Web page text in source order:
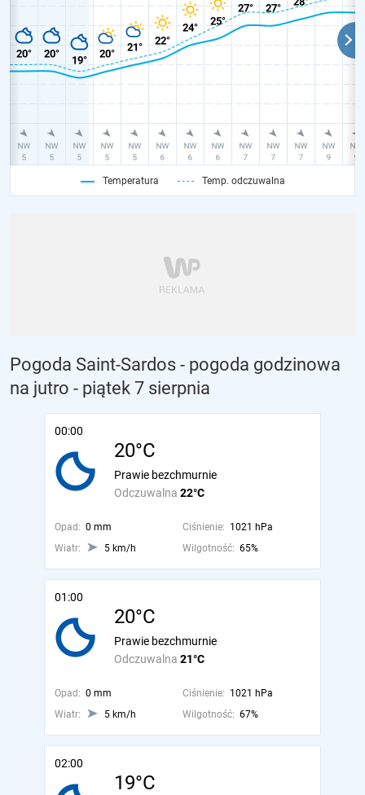
Temperatura Temp. odczuwalna
Pogoda Saint-Sardos - pogoda godzinowa
na jutro - piątek 7 sierpnia
00:00
20°C
Odczuwalna 22°C
Prawie bezchmurnie
Opad: 0 mm Ciśnienie: 1021 hPa
Wiatr:
5 km/h Wilgotność: 65%
01:00
20°C
Odczuwalna 21°C
Prawie bezchmurnie
Opad: 0 mm Ciśnienie: 1021 hPa
Wiatr:
5 km/h Wilgotność: 67%
02:00
19°C